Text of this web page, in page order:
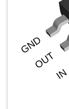
GND
OUT
IN